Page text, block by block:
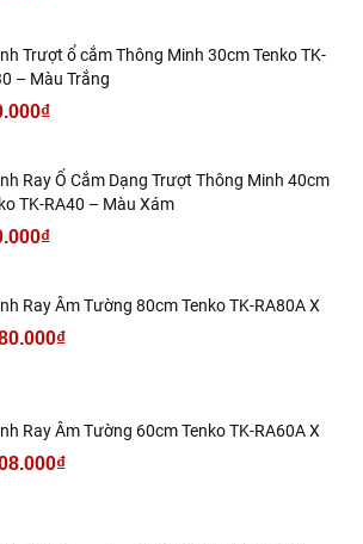
Trượt ổ cắm Thông Minh 30cm Tenko TK-
– Màu Trắng
Ray Ổ Cắm Dạng Trượt Thông Minh 40cm
TK-RA40 – Màu Xám
Ray Âm Tường 80cm Tenko TK-RA80A X
Ray Âm Tường 60cm Tenko TK-RA60A X